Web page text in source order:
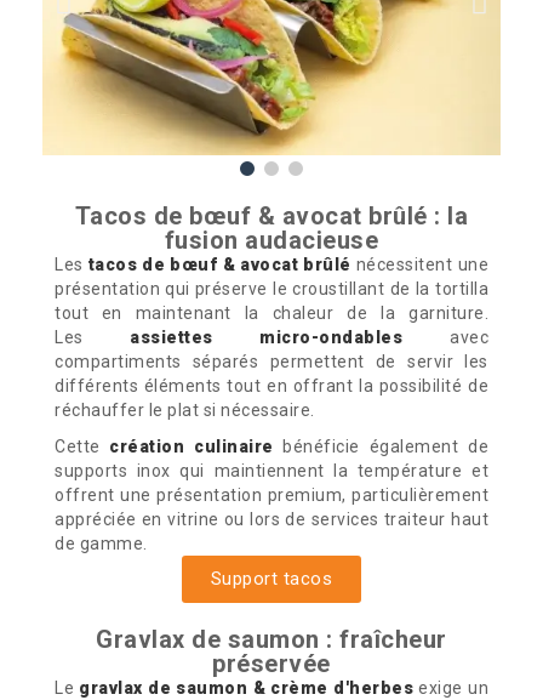
Tacos de bœuf & avocat brûlé : la
fusion audacieuse
Les tacos de bœuf & avocat brûlé nécessitent une
présentation qui préserve le croustillant de la tortilla
tout en maintenant la chaleur de la garniture.
Les assiettes micro-ondables avec
compartiments séparés permettent de servir les
différents éléments tout en offrant la possibilité de
réchauffer le plat si nécessaire.
Cette création culinaire
bénéficie également de
supports inox qui maintiennent la température et
offrent une présentation premium, particulièrement
appréciée en vitrine ou lors de services traiteur haut
de gamme.
Support tacos
Gravlax de saumon : fraîcheur
préservée
Le gravlax de saumon & crème d'herbes exige un